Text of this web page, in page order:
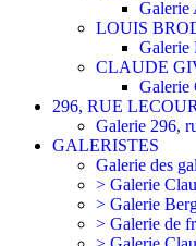
Galerie
LOUIS
Galerie
CLAUDE
Galerie
296, RUE
Galerie 296,
GALERISTES
Galerie des
> Galerie
> Galerie
> Galerie de